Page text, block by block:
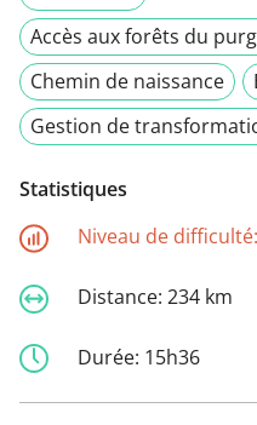
Accès aux forêts du
Chemin de naissance
Gestion de
Statistiques
Niveau de difficulté:
Distance: 234 km
Durée: 15h36